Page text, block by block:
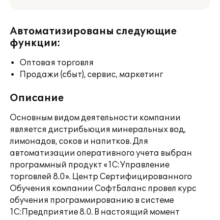
Автоматизированы следующие
функции:
Оптовая торговля
Продажи (сбыт), сервис, маркетинг
Описание
Основным видом деятельности компании
является дистрибьюция минеральных вод,
лимонадов, соков и напитков. Для
автоматизации оперативного учета выбран
программный продукт «1С:Управление
торговлей 8.0». Центр Сертифицированного
Обучения компании СофтБаланс провел курс
обучения программированию в системе
1С:Предприятие 8.0. В настоящий момент